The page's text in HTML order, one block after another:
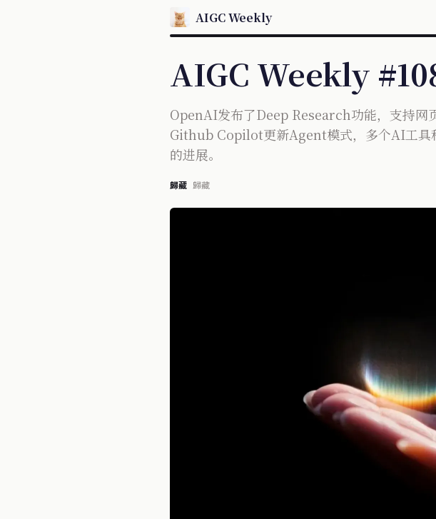
AIGC Weekly
AIGC Weekly
OpenAI发布了Deep Research功能，支持网
Github Copilot更新Agent模式，多个AI工具
的进展。
歸藏 歸藏